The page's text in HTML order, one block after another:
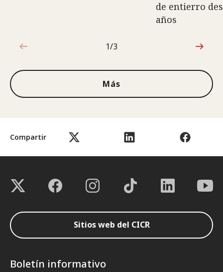
Compartir
de entierro
años
1de3
1/3
Más
Sitios web del CICR
Boletín informativo